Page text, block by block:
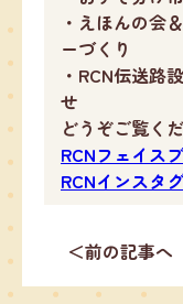
・えほんの会
ーづくり
・RCN伝送路
せ
どうぞご覧く
RCNフェイス
RCNインスタ
＜前の記事へ